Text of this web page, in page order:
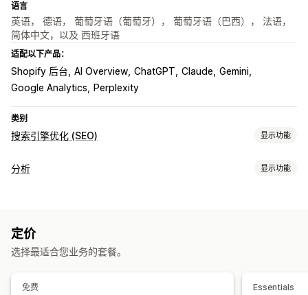
语言
英语， 德语， 葡萄牙语（葡萄牙）， 葡萄牙语（巴西）， 法语，
简体中文，以及 西班牙语
适配以下产品：
Shopify 后台 AI Overview ChatGPT Claude Gemini
Google Analytics
Perplexity
类别
搜索引擎优化 (SEO) 显示功能
SEO 工具
监控绩效
SEO 评分
审核 报告 洞察和技巧
分析 显示功能
视觉和报告
定价
选择最适合您业务的套餐。
免费 Essentials